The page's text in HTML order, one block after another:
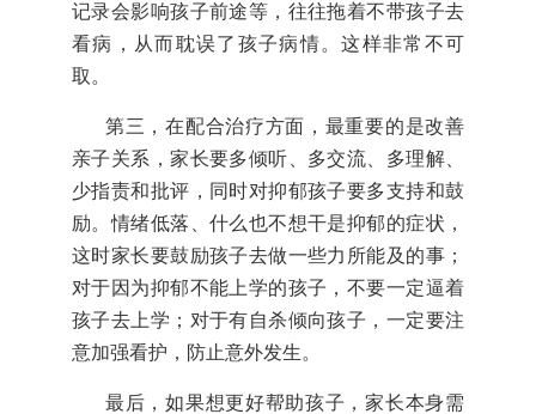
记录会影响孩子前途等，往往拖着不带孩子去
看病，从而耽误了孩子病情。这样非常不可
取。
第三，在配合治疗方面，最重要的是改善
亲子关系，家长要多倾听、多交流、多理解、
少指责和批评，同时对抑郁孩子要多支持和鼓
励。情绪低落、什么也不想干是抑郁的症状，
这时家长要鼓励孩子去做一些力所能及的事；
对于因为抑郁不能上学的孩子，不要一定逼着
孩子去上学；对于有自杀倾向孩子，一定要注
意加强看护，防止意外发生。
最后，如果想更好帮助孩子，家长本身需